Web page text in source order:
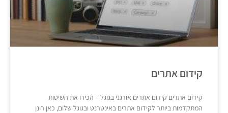
קידום אתרים
קידום אתרים קידום אתרים אורגני בגוגל – הכירו את השיטות
המתקדמות ביותר לקידום אתרים באינטרנט ובגוגל שלום, כאן רונן